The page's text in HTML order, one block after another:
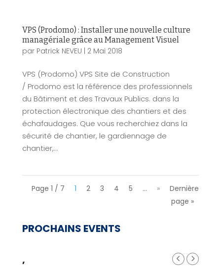
VPS (Prodomo) : Installer une nouvelle culture
managériale grâce au Management Visuel
par Patrick NEVEU | 2 Mai 2018
VPS (Prodomo) VPS Site de Construction
/ Prodomo est la référence des professionnels
du Bâtiment et des Travaux Publics. dans la
protection électronique des chantiers et des
échafaudages. Que vous recherchiez dans la
sécurité de chantier, le gardiennage de
chantier,...
Page 1 / 7 1 2 3 4 5 … »
Dernière
page »
PROCHAINS EVENTS
,